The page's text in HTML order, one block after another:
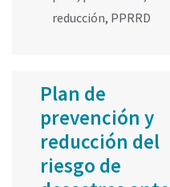
reducción, PPRRD
Plan de
prevención y
reducción del
riesgo de